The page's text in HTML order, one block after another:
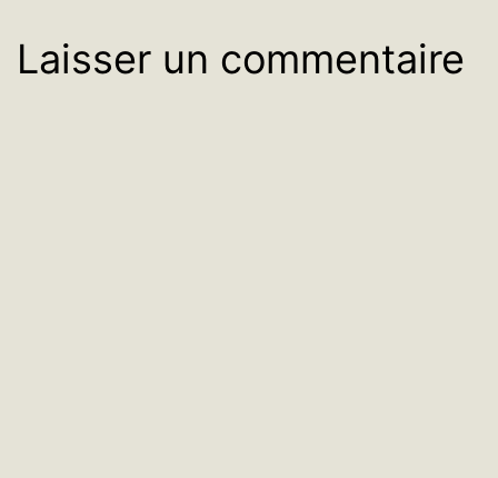
Laisser un commentaire